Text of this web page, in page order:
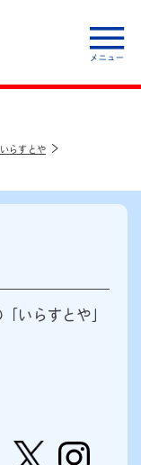
いらすとや
いらすとや」